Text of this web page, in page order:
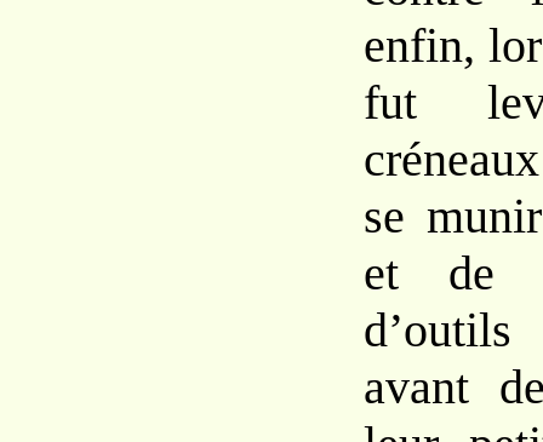
enfin,
fut
se
et de
avant